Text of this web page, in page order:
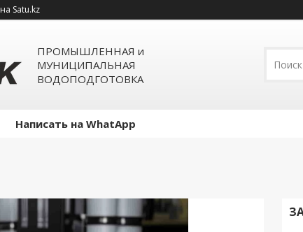
на Satu.kz
ПРОМЫШЛЕННАЯ и
МУНИЦИПАЛЬНАЯ
ВОДОПОДГОТОВКА
Написать на WhatApp